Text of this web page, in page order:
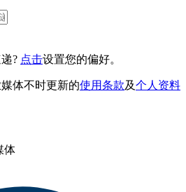
? 点击设置您的偏好。
体不时更新的使用条款及个人资料
体